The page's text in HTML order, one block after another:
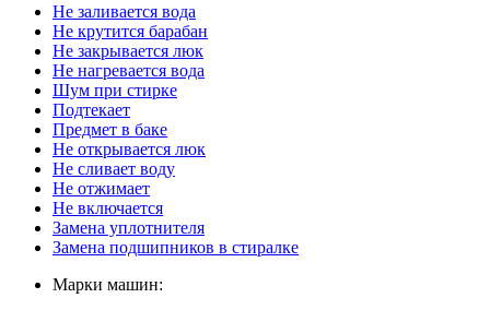
Не заливается вода
Не крутится барабан
Не закрывается люк
Не нагревается вода
Шум при стирке
Подтекает
Предмет в баке
Не открывается люк
Не сливает воду
Не отжимает
Не включается
Замена уплотнителя
Замена подшипников в стиралке
Марки машин: